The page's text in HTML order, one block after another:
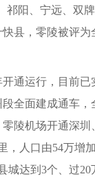
阳、宁远、
县，零陵被评
通运行，目前
全面建成通车
陵机场开通深
，人口由54万
达到3个、过